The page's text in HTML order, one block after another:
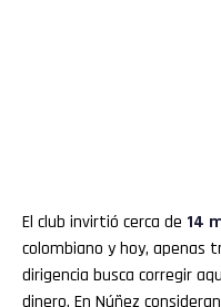
El club invirtió cerca de 14
colombiano y hoy, apenas
dirigencia busca corregir
dinero. En Núñez